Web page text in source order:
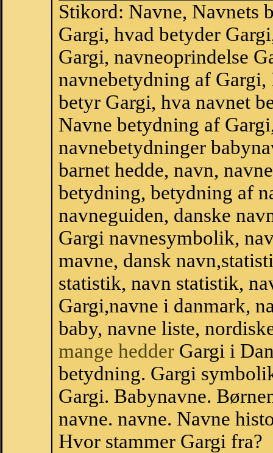
Stikord: Navne, Navnets
Gargi, hvad betyder
Gargi, navneoprindelse
navnebetydning af
betyr Gargi, hva navnet
Navne betydning af
navnebetydninger
barnet hedde, navn,
betydning, betydning af
navneguiden, danske
Gargi navnesymbolik,
mavne, dansk
statistik, navn statistik,
Gargi,navne i danmark,
baby, navne liste,
mange hedder Gargi i
betydning. Gargi
Gargi. Babynavne.
navne. navne. Navne
Hvor stammer Gargi fra?